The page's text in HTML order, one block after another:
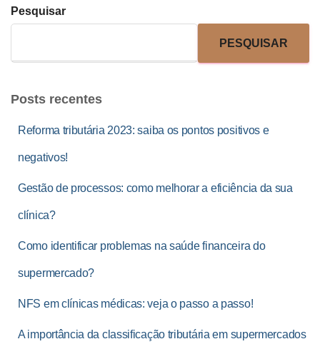
Pesquisar
PESQUISAR
Posts recentes
Reforma tributária 2023: saiba os pontos positivos e
negativos!
Gestão de processos: como melhorar a eficiência da sua
clínica?
Como identificar problemas na saúde financeira do
supermercado?
NFS em clínicas médicas: veja o passo a passo!
A importância da classificação tributária em supermercados